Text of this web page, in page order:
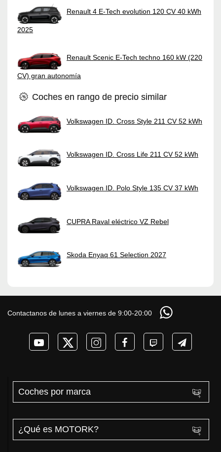
Renault 4 E-Tech evolution 120 CV 40 kWh
2025
Renault Scenic E-Tech techno 160 kW (220
CV) gran autonomía
Coches en rango de precio similar
Volkswagen ID. Cross Style 211 CV 52 kWh
Volkswagen ID. Cross Life 211 CV 52 kWh
Volkswagen ID. Polo Style 135 CV 37 kWh
CUPRA Raval eléctrico VZ Rebel
Skoda Enyaq 61 Selection 2027
Contactanos de lunes a viernes de 9:00-20:00
Coches por marca
¿Qué es MOTORK?